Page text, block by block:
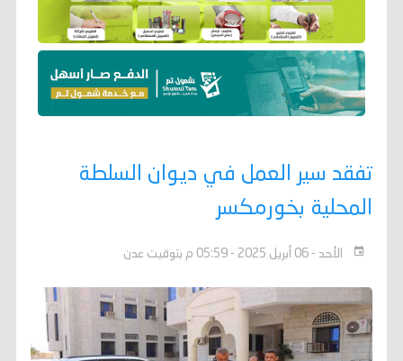
تفقد سير العمل في ديوان السلطة
المحلية بخورمكسر
الأحد - 06 أبريل 2025 - 05:59 م بتوقيت عدن